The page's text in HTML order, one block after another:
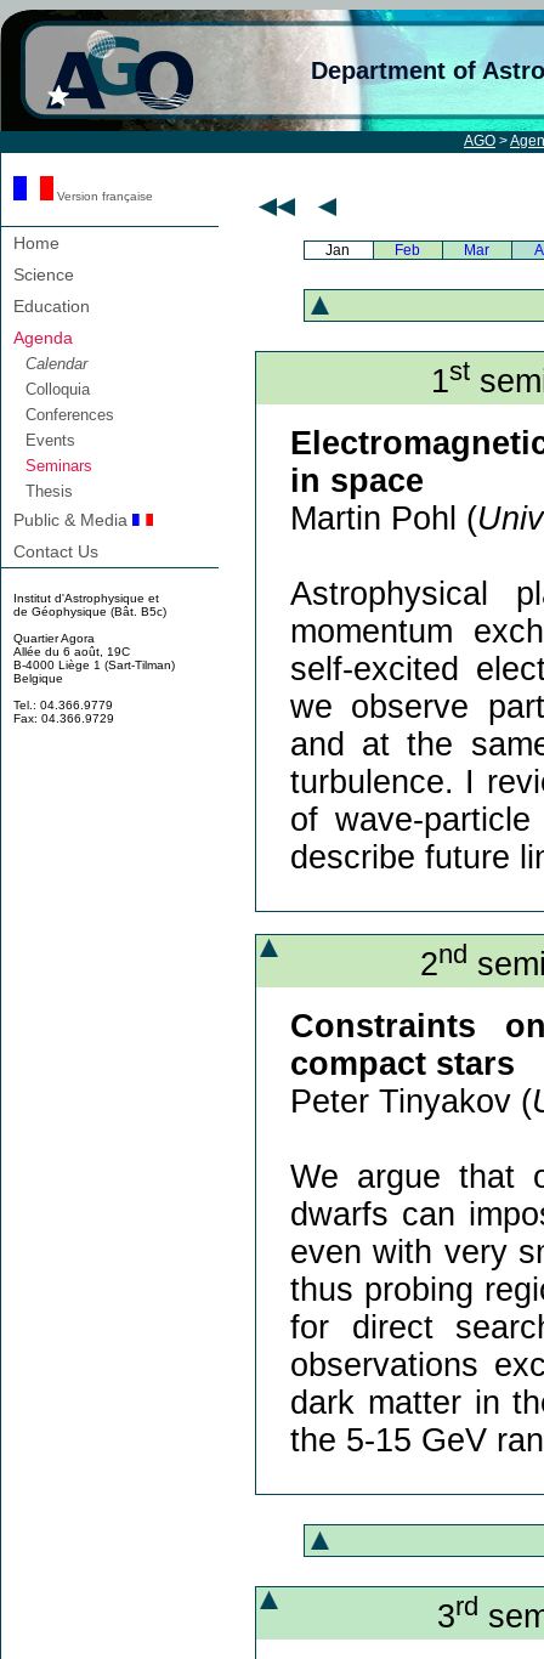
Department of
AGO >
Version française
Home
Science
Education
Agenda
Calendar
Colloquia
Conferences
Events
Seminars
Thesis
Public & Media
Contact Us
Institut d'Astrophysique et
de Géophysique (Bât. B5c)
Quartier Agora
Allée du 6 août, 19C
B-4000 Liège 1 (Sart-Tilman)
Belgique
Tel.: 04.366.9779
Fax: 04.366.9729
Jan Feb Mar
1st
in space
Martin Pohl (
Astrophysical
momentum
self-excited
we observe
and at the
turbulence. I
of wave-
describe future
2nd
Constraints
compact stars
Peter Tinyakov (
We argue that
dwarfs can
even with very
thus probing
for direct
observations
dark matter in
the 5-15 GeV
3rd